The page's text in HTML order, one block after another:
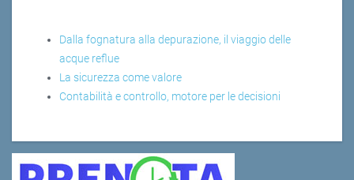
Dalla fognatura alla depurazione, il viaggio delle
acque reflue
La sicurezza come valore
Contabilità e controllo, motore per le decisioni